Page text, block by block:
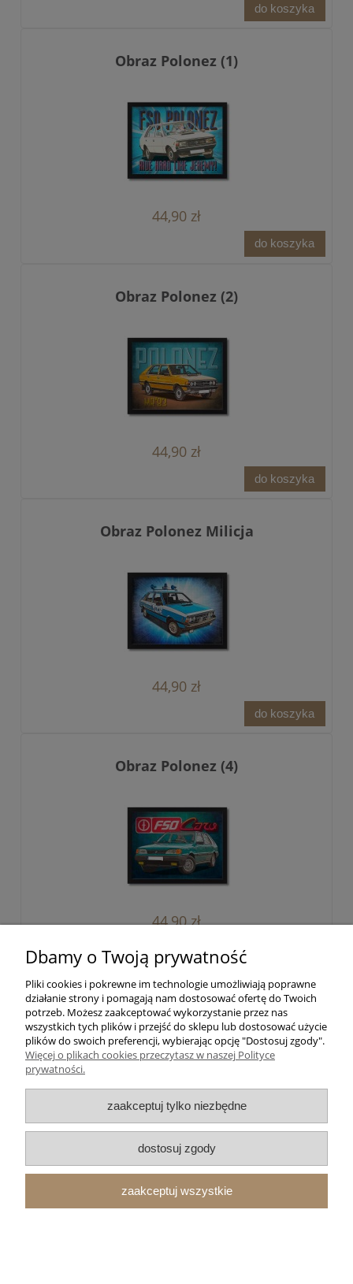
do koszyka
Obraz Polonez (1)
44,90 zł
do koszyka
Obraz Polonez (2)
44,90 zł
do koszyka
Obraz Polonez Milicja
44,90 zł
do koszyka
Obraz Polonez (4)
44,90 zł
Obraz Polonez (3)
44,90 zł
Dbamy o Twoją prywatność
Pliki cookies i pokrewne im technologie umożliwiają poprawne
działanie strony i pomagają nam dostosować ofertę do Twoich
potrzeb. Możesz zaakceptować wykorzystanie przez nas
wszystkich tych plików i przejść do sklepu lub dostosować użycie
plików do swoich preferencji, wybierając opcję "Dostosuj zgody".
Więcej o plikach cookies przeczytasz w naszej Polityce
prywatności.
zaakceptuj tylko niezbędne
dostosuj zgody
zaakceptuj wszystkie